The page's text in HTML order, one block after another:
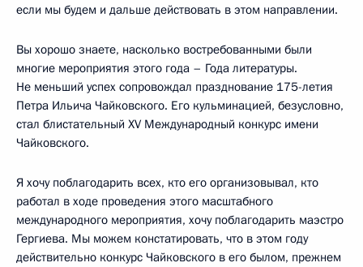
если мы будем и дальше действовать в этом направлении.
Вы хорошо знаете, насколько востребованными были
многие мероприятия этого года – Года литературы.
Не меньший успех сопровождал празднование 175-летия
Петра Ильича Чайковского. Его кульминацией, безусловно,
стал блистательный XV Международный конкурс имени
Чайковского.
Я хочу поблагодарить всех, кто его организовывал, кто
работал в ходе проведения этого масштабного
международного мероприятия, хочу поблагодарить маэстро
Гергиева. Мы можем констатировать, что в этом году
действительно конкурс Чайковского в его былом, прежнем